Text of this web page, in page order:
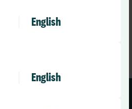
English
English